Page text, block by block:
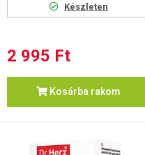
Készleten
2 995 Ft
Kosárba rakom